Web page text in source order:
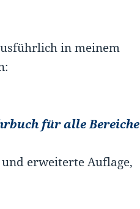
in meinem
für alle Bereiche
erweiterte Auflage,